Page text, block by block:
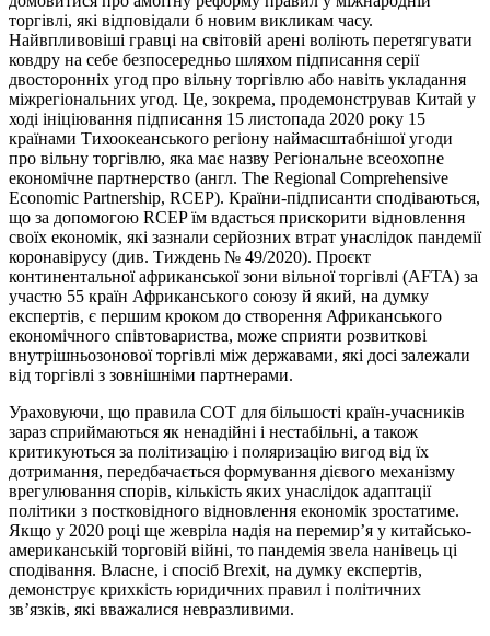
торгівлі, які відповідали б новим викликам часу.
Найвпливовіші гравці на світовій арені воліють перетягувати
ковдру на себе безпосередньо шляхом підписання серії
двосторонніх угод про вільну торгівлю або навіть укладання
міжрегіональних угод. Це, зокрема, продемонстрував Китай у
ході ініціювання підписання 15 листопада 2020 року 15
країнами Тихоокеанського регіону наймасштабнішої угоди
про вільну торгівлю, яка має назву Регіональне всеохопне
економічне партнерство (англ. The Regional Comprehensive
Economic Partnership, RCEP). Країни-підписанти сподіваються,
що за допомогою RCEP їм вдасться прискорити відновлення
своїх економік, які зазнали серйозних втрат унаслідок пандемії
коронавірусу (див. Тиждень № 49/2020). Проєкт
континентальної африканської зони вільної торгівлі (AFTA) за
участю 55 країн Африканського союзу й який, на думку
експертів, є першим кроком до створення Африканського
економічного співтовариства, може сприяти розвиткові
внутрішньозонової торгівлі між державами, які досі залежали
від торгівлі з зовнішніми партнерами.
Ураховуючи, що правила СОТ для більшості країн-учасників
зараз сприймаються як ненадійні і нестабільні, а також
критикуються за політизацію і поляризацію вигод від їх
дотримання, передбачається формування дієвого механізму
врегулювання спорів, кількість яких унаслідок адаптації
політики з постковідного відновлення економік зростатиме.
Якщо у 2020 році ще жевріла надія на перемир’я у китайсько-
американській торговій війні, то пандемія звела нанівець ці
сподівання. Власне, і спосіб Brexit, на думку експертів,
демонструє крихкість юридичних правил і політичних
зв’язків, які вважалися невразливими.